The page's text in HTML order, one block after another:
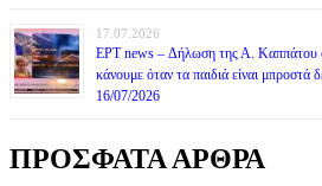
17.07.2026
ΕΡΤ news – Δήλωση της Α. Καππάτου
κάνουμε όταν τα παιδιά είναι μπροστά
16/07/2026
ΠΡΟΣΦΑΤΑ ΑΡΘΡΑ